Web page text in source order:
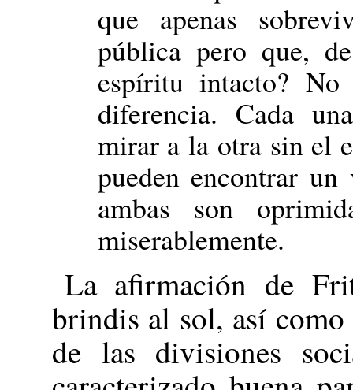
que apenas
pública pero que,
espíritu intacto?
diferencia. Cada
mirar a la otra sin el
pueden encontrar
ambas son
miserablemente.
La afirmación de
brindis al sol, así
de las divisiones